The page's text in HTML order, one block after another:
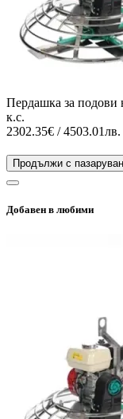
Пердашка за подови
к.с.
2302.35€ / 4503.01лв.
Продължи с
Добавен в любими